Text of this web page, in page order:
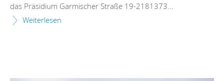
das Präsidium Garmischer Straße 19-2181373...
Weiterlesen